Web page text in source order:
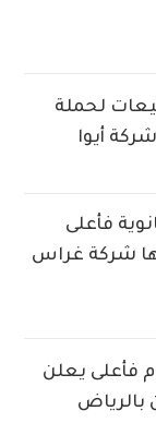
لحملة
أيوا
فأعلى
عنها شركة غراس
فأعلى يعلن